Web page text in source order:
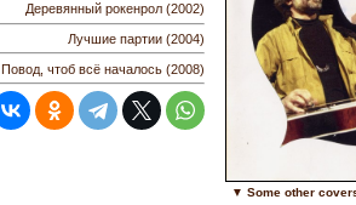
Деревянный рокенрол (2002)
Лучшие партии (2004)
Повод, чтоб всё началось (2008)
▼ Some other